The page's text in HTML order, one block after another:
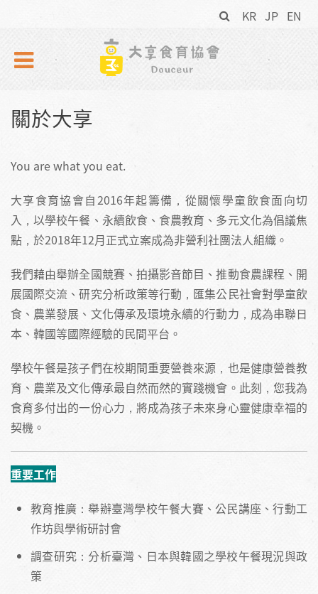
KR JP EN
搜
尋
表
關於大享
You are what you eat.
大享食育協會自2016年起籌備，從關懷學童飲食面向切
入，以學校午餐、永續飲食、食農教育、多元文化為倡議焦
點，於2018年12月正式立案成為非營利社團法人組織。
我們藉由舉辦全國競賽、拍攝影音節目、推動食農課程、開
展國際交流、研究分析政策等行動，匯集公民社會對學童飲
食、農業發展、文化傳承及環境永續的行動力，成為串聯日
本、韓國等國際經驗的民間平台。
學校午餐是孩子們在校期間重要營養來源，也是健康營養教
育、農業及文化傳承最自然而然的實踐機會。此刻，您我為
食育多付出的一份心力，將成為孩子未來身心靈健康幸福的
契機。
重要工作
教育推廣：舉辦臺灣學校午餐大賽、公民講座、行動工
作坊與學術研討會
調查研究：分析臺灣、日本與韓國之學校午餐現況與政
策